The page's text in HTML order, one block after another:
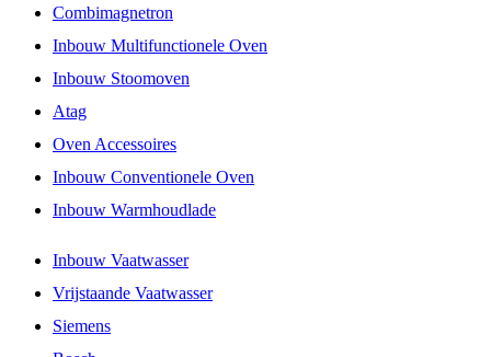
Combimagnetron
Inbouw Multifunctionele Oven
Inbouw Stoomoven
Atag
Oven Accessoires
Inbouw Conventionele Oven
Inbouw Warmhoudlade
Inbouw Vaatwasser
Vrijstaande Vaatwasser
Siemens